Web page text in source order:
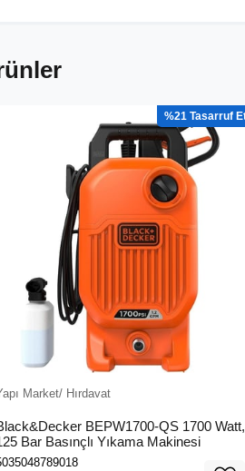
Market/ Hırdavat
BEPW1700-QS 1700 Watt,
Bar Basınçlı Yıkama Makinesi
%21